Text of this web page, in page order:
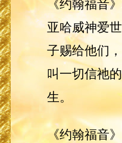
《约翰福音
亚哈威神爱
子赐给他们，
叫一切信祂
生。
《约翰福音